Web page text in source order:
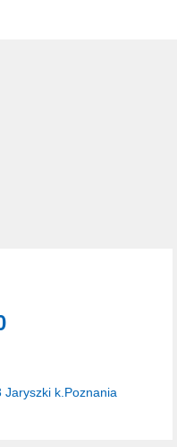
Jaryszki k.Poznania